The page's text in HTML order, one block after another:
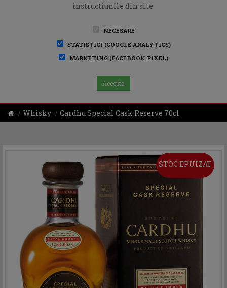
instructiunile din site.
NECESARE
STATISTICI (GOOGLE ANALYTICS)
MARKETING (FACEBOOK PIXEL)
Accepta
Whisky Cardhu Special Cask Reserve 70cl
STOC EPUIZAT